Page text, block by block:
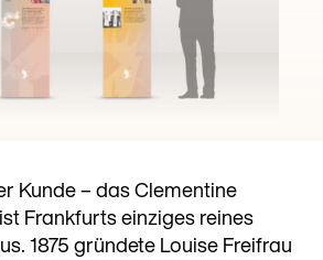
Kunde – das Clementine
Frankfurts einziges reines
1875 gründete Louise Freifrau